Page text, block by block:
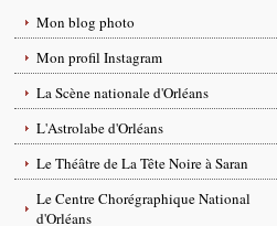
Mon blog photo
Mon profil Instagram
La Scène nationale d'Orléans
L'Astrolabe d'Orléans
Le Théâtre de La Tête Noire à Saran
Le Centre Chorégraphique National
d'Orléans